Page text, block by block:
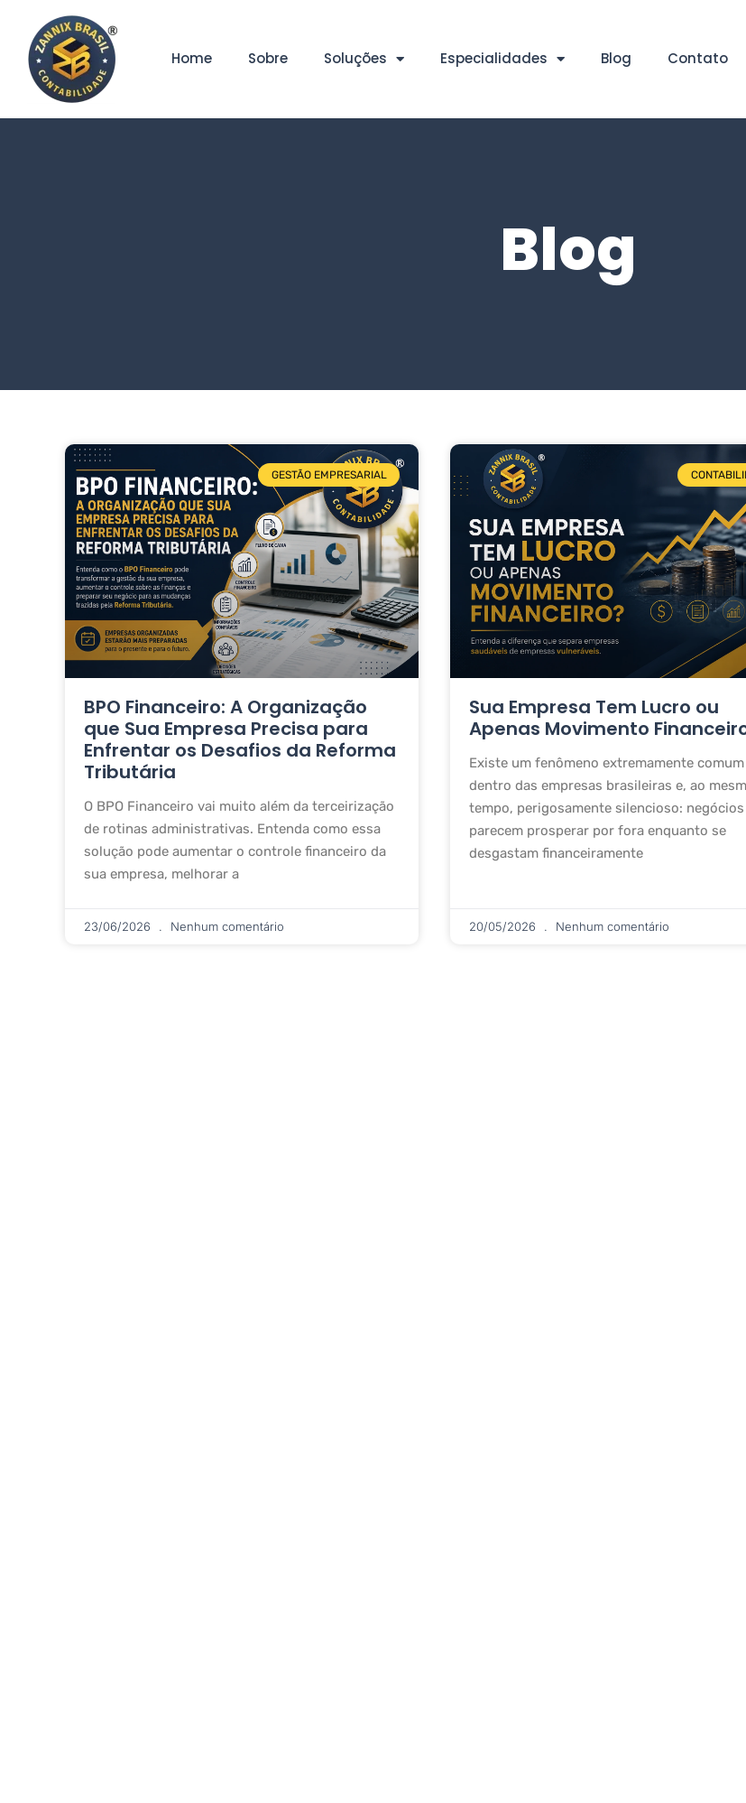
Home Sobre Soluções Especialidades Blog Contato
Blog
GESTÃO EMPRESARIAL
BPO Financeiro: A Organização
que Sua Empresa Precisa para
Enfrentar os Desafios da Reforma
Tributária
O BPO Financeiro vai muito além da terceirização
de rotinas administrativas. Entenda como essa
solução pode aumentar o controle financeiro da
sua empresa, melhorar a
23/06/2026 Nenhum comentário
Sua Empresa Tem Lucro ou
Apenas Movimento
Existe um fenômeno extremamente comum
dentro das empresas brasileiras e, ao
tempo, perigosamente silencioso:
parecem prosperar por fora enquanto se
desgastam financeiramente
20/05/2026 Nenhum comentário